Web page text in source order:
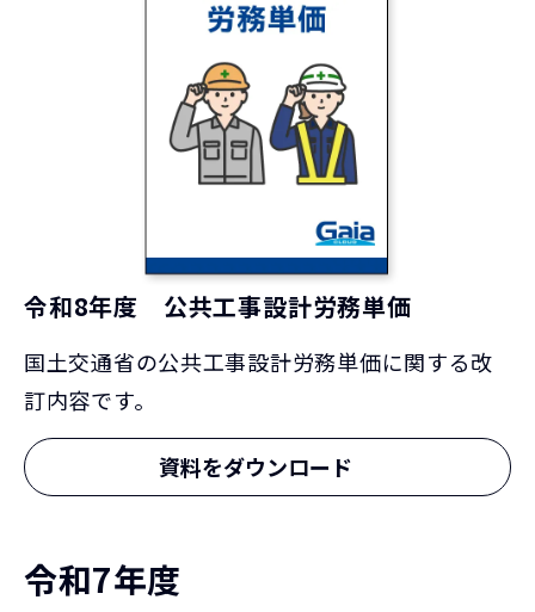
令和8年度 公共工事設計労務単価
国土交通省の公共工事設計労務単価に関する改
訂内容です。
資料をダウンロード
令和7年度